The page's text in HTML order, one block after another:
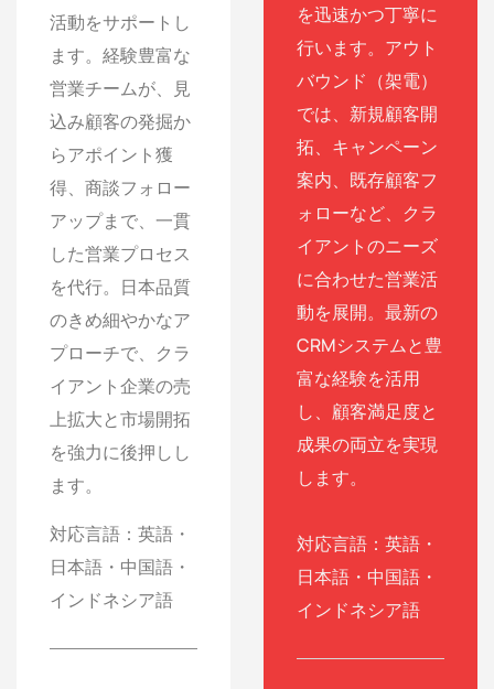
活動をサポートし
ます。経験豊富な
営業チームが、見
込み顧客の発掘か
らアポイント獲
得、商談フォロー
アップまで、一貫
した営業プロセス
を代行。日本品質
のきめ細やかなア
プローチで、クラ
イアント企業の売
上拡大と市場開拓
を強力に後押しし
ます。
対応言語：英語・
日本語・中国語・
インドネシア語
を迅速かつ丁寧に
行います。アウト
バウンド（架電）
では、新規顧客開
拓、キャンペーン
案内、既存顧客フ
ォローなど、クラ
イアントのニーズ
に合わせた営業活
動を展開。最新の
CRMシステムと豊
富な経験を活用
し、顧客満足度と
成果の両立を実現
します。
対応言語：英語・
日本語・中国語・
インドネシア語